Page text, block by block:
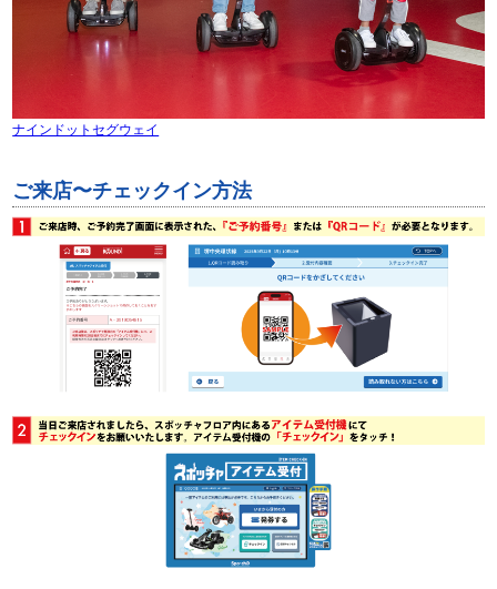
ナインドットセグウェイ
ご来店〜チェックイン方法